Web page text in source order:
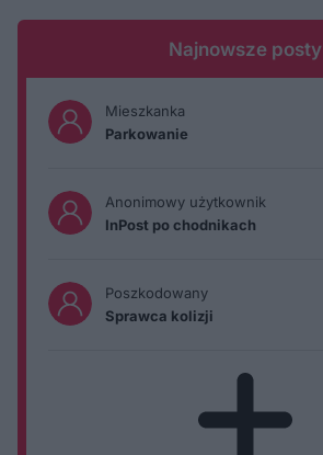
Najnowsze posty
Mieszkanka
Parkowanie
Anonimowy użytkownik
InPost po chodnikach
Poszkodowany
Sprawca kolizji